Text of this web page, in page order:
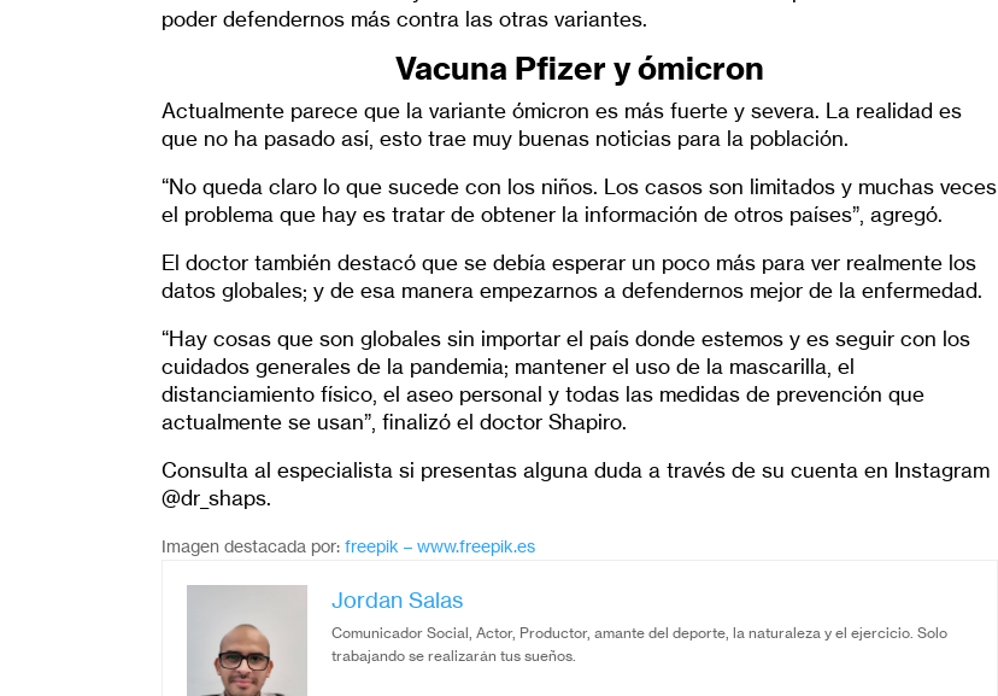
poder defendernos más contra las otras variantes.
Vacuna Pfizer y ómicron
Actualmente parece que la variante ómicron es más fuerte y severa. La realidad es
que no ha pasado así, esto trae muy buenas noticias para la población.
“No queda claro lo que sucede con los niños. Los casos son limitados y muchas veces
el problema que hay es tratar de obtener la información de otros países”, agregó.
El doctor también destacó que se debía esperar un poco más para ver realmente los
datos globales; y de esa manera empezarnos a defendernos mejor de la enfermedad.
“Hay cosas que son globales sin importar el país donde estemos y es seguir con los
cuidados generales de la pandemia; mantener el uso de la mascarilla, el
distanciamiento físico, el aseo personal y todas las medidas de prevención que
actualmente se usan”, finalizó el doctor Shapiro.
Consulta al especialista si presentas alguna duda a través de su cuenta en Instagram
@dr_shaps.
Imagen destacada por:freepik – www.freepik.es
Jordan Salas
Comunicador Social, Actor, Productor, amante del deporte, la naturaleza y el ejercicio. Solo
trabajando se realizarán tus sueños.